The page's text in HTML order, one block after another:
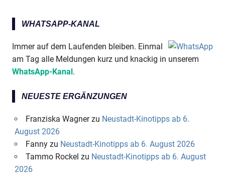
WHATSAPP-KANAL
Immer auf dem Laufenden bleiben. Einmal
am Tag alle Meldungen kurz und knackig in unserem
WhatsApp-Kanal .
NEUESTE ERGÄNZUNGEN
Franziska Wagnerzu Neustadt-Kinotipps ab 6.
August 2026
Fannyzu Neustadt-Kinotipps ab 6. August 2026
Tammo Rockel zu Neustadt-Kinotipps ab 6. August
2026